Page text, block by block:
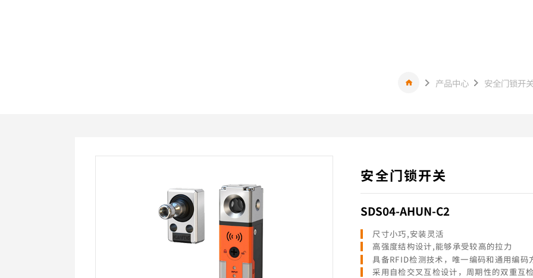
产品中心 安全门锁开
安全门锁开关
SDS04-AHUN-C2
尺寸小巧,安装灵活
高强度结构设计,能够承受较高的拉力
具备RFID检测技术，唯一编码和通用编码
采用自检交叉互检设计，周期性的双重互